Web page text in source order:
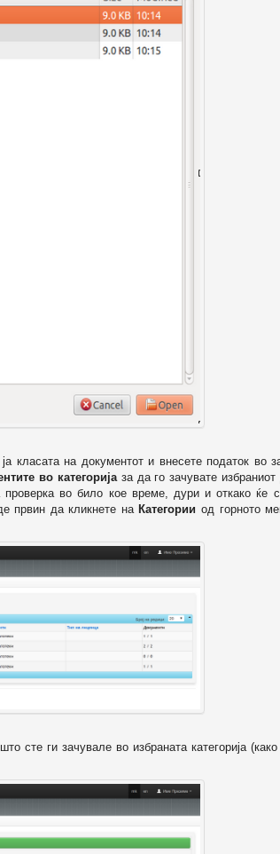
класата на документот и внесете податок во
во категоријаза да го зачувате
во било кое време, дури и откако ќе
првин да кликнете на Категории од горното
сте ги зачувале во избраната категорија